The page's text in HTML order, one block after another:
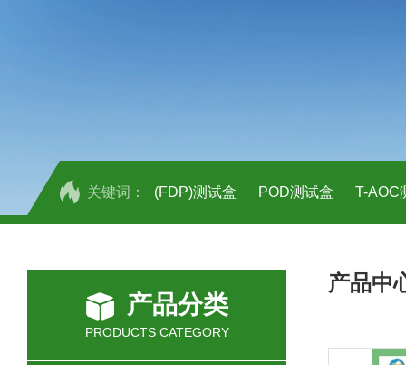
关键词： (FDP)测试盒 POD测试盒 T-AOC
人全式钴氨素2(HTSB2)elisa试剂盒现
人鞘脂(SPH)elisa试剂盒现货速发
产品分类
PRODUCTS CATEGORY
产品中